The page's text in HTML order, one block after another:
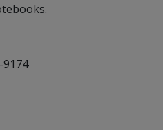
9174